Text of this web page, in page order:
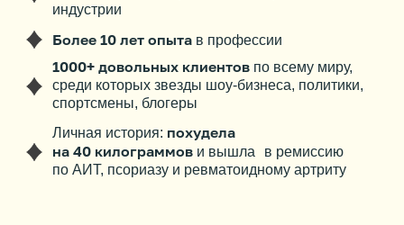
Личная история: похудела
на 40 килограммов и вышла в ремиссию
по АИТ, псориазу и ревматоидному артриту
1000+ довольных клиентов по всему миру,
среди которых звeзды шоу-бизнеса, политики,
спортсмены, блогеры
Более 10 лет опыта в профессии
индустрии